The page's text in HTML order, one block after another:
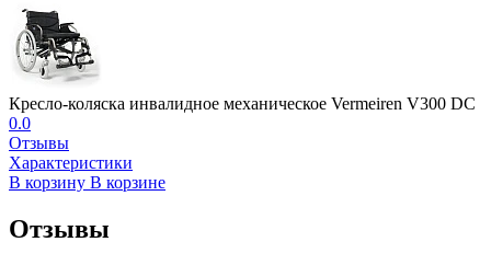
Кресло-коляска инвалидное механическое Vermeiren V300 DC
0.0
Отзывы
Характеристики
В корзину В корзине
Отзывы